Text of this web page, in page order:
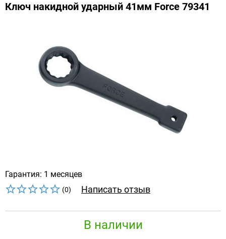
Ключ накидной ударный 41мм Force 79341
Гарантия: 1 месяцев
(0) Написать отзыв
В наличии